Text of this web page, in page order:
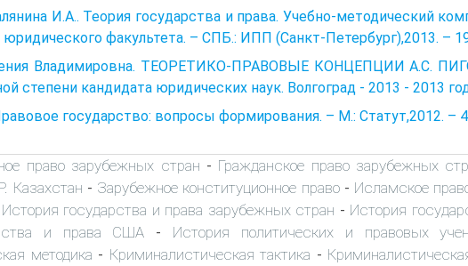
И.А.. Теория государства и права. Учебно-методический
факультета. – СПБ.: ИПП (Санкт-Петербург),2013. –
Владимировна. ТЕОРЕТИКО-ПРАВОВЫЕ КОНЦЕПЦИИ А.С.
степени кандидата юридических наук. Волгоград - 2013 - 2013
государство: вопросы формирования. – М.: Статут,2012. –
право зарубежных стран - Гражданское право зарубежных
Казахстан - Зарубежное конституционное право- Исламское
История государства и права зарубежных стран - История
и права США - История политических и правовых
методика - Криминалистическая тактика -